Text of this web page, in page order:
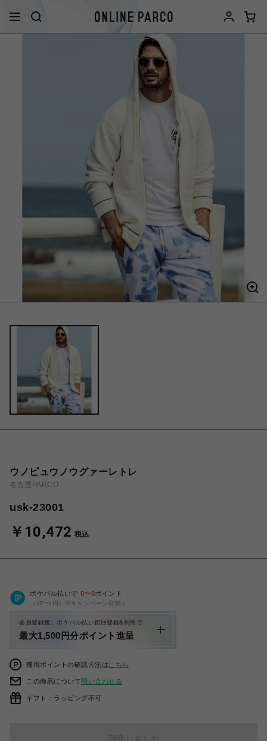
ウノピュウノウグァーレトレ
名古屋PARCO
usk-23001
￥10,472 税込
ポケパル払いで 0〜0ポイント
（1P=1円）※キャンペーン分除く
会員登録後、ポケパル払い初回登録&利用で
最大1,500円分ポイント進呈
獲得ポイントの確認方法は こちら
この商品について問い合わせる
ギフト：ラッピング不可